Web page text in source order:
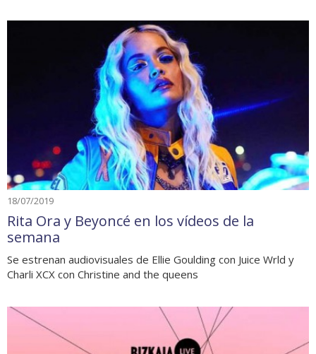
18/07/2019
Rita Ora y Beyoncé en los vídeos de la
semana
Se estrenan audiovisuales de Ellie Goulding con Juice Wrld y
Charli XCX con Christine and the queens